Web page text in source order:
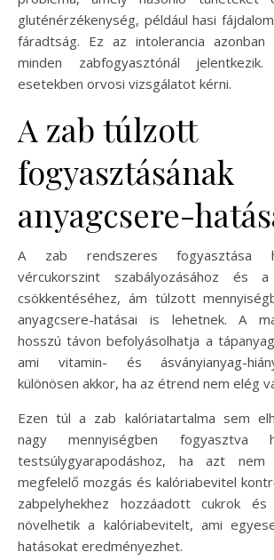
gluténérzékenység, például hasi
fáradtság. Ez az intolerancia
minden zabfogyasztónál
esetekben orvosi vizsgálatot kérni.
A zab túlzott
fogyasztásának
anyagcsere-
A zab rendszeres fogyasztása
vércukorszint szabályozásához és a
csökkentéséhez, ám túlzott
anyagcsere-hatásai is lehetnek. A
hosszú távon befolyásolhatja a
ami vitamin- és ásványianyag-
különösen akkor, ha az étrend nem elég
Ezen túl a zab kalóriatartalma sem
nagy mennyiségben fogyasztva
testsúlygyarapodáshoz, ha azt nem
megfelelő mozgás és kalóriabevitel
zabpelyhekhez hozzáadott cukrok
növelhetik a kalóriabevitelt, ami
hatásokat eredményezhet.